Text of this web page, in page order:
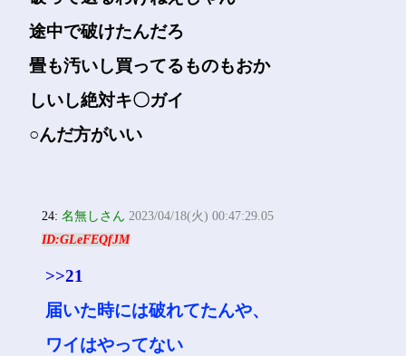
途中で破けたんだろ
畳も汚いし買ってるものもおか
しいし絶対キ〇ガイ
○んだ方がいい
24:名無しさん 2023/04/18(火) 00:47:29.05
ID:GLeFEQfJM
>>21
届いた時には破れてたんや、
ワイはやってない